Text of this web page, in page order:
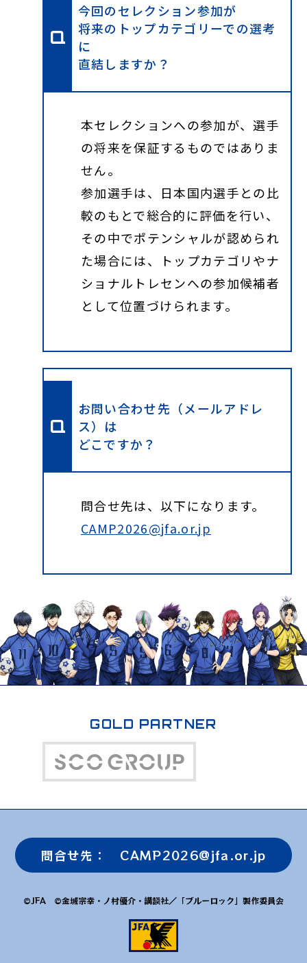
今回のセレクション参加が
将来のトップカテゴリーでの選考
に
直結しますか？
本セレクションへの参加が、選手
の将来を保証するものではありま
せん。
参加選手は、日本国内選手との比
較のもとで総合的に評価を行い、
その中でポテンシャルが認められ
た場合には、トップカテゴリやナ
ショナルトレセンへの参加候補者
として位置づけられます。
お問い合わせ先（メールアドレ
ス）は
どこですか？
問合せ先は、以下になります。
CAMP2026@jfa.or.jp
GOLD PARTNER
問合せ先： CAMP2026@jfa.or.jp
©JFA ©金城宗幸・ノ村優介・講談社／「ブルーロック」製作委員会